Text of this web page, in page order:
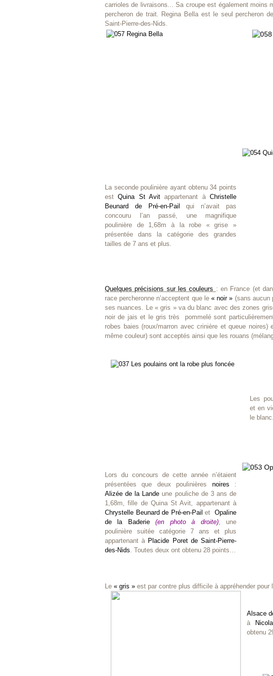
carrioles de livraisons... Sa croupe est également moins
percheron de trait. Regina Bella est le seul percheron
Saint-Pierre-des-Nids.
La seconde poulinière ayant obtenu 34 points
estQuina St Avit appartenant àChristelle
Beunard de Pré-en-Pail
qui n’avait pas
concouru l’an passé, une magnifique
poulinière de 1,68m à la robe « grise »
présentée dans la catégorie des grandes
tailles de 7 ans et plus.
Quelques précisions sur les couleurs : en France (et
race percheronne n’acceptent que le « noir » (sans aucun
ses nuances. Le « gris » va du blanc avec des zones
noir de jais et le gris très pommelé sont
robes baies (roux/marron avec crinière et queue
même couleur) sont acceptés ainsi que les rouans
Les
et en
le blanc.
Lors du concours de cette année n’étaient
présentées que deux poulinières noires :
Alizée de la Lande une pouliche de 3 ans de
1,68m, fille de Quina St Avit, appartenant à
Chrystelle Beunard de Pré-en-Pail et Opaline
de la Baderie
(en photo à droite), une
poulinière suitée catégorie 7 ans et plus
appartenant à Placide Poret de Saint-Pierre-
des-Nids. Toutes deux ont obtenu 28 points…
Le « gris » est par contre plus difficile à appréhender pour
Alsace
à
obtenu